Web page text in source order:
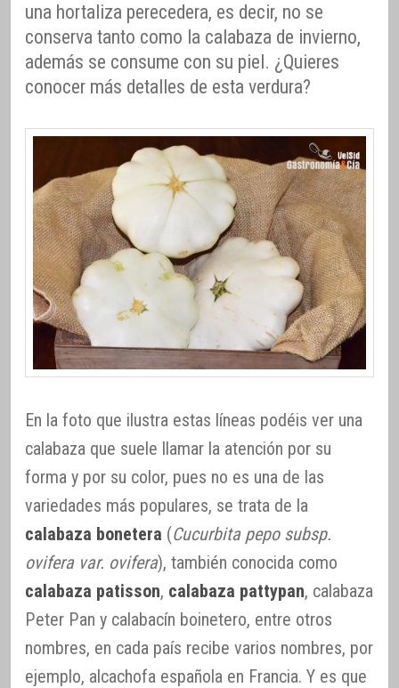
una hortaliza perecedera, es decir, no se
conserva tanto como la calabaza de invierno,
además se consume con su piel. ¿Quieres
conocer más detalles de esta verdura?
En la foto que ilustra estas líneas podéis ver una
calabaza que suele llamar la atención por su
forma y por su color, pues no es una de las
variedades más populares, se trata de la
calabaza bonetera (Cucurbita pepo subsp.
ovifera var. ovifera), también conocida como
calabaza patisson, calabaza pattypan, calabaza
Peter Pan y calabacín boinetero, entre otros
nombres, en cada país recibe varios nombres, por
ejemplo, alcachofa española en Francia. Y es que